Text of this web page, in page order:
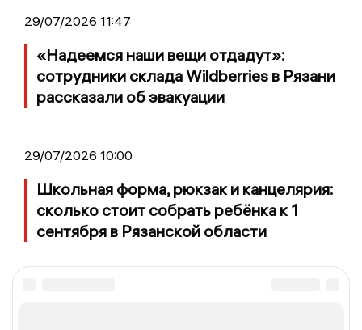
29/07/2026 11:47
«Надеемся наши вещи отдадут»:
сотрудники склада Wildberries в Рязани
рассказали об эвакуации
29/07/2026 10:00
Школьная форма, рюкзак и канцелярия:
сколько стоит собрать ребёнка к 1
сентября в Рязанской области